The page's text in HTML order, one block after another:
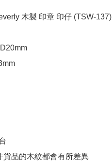
木製 印章 印仔 (TSW-137)
貨品的木紋都會有所差異